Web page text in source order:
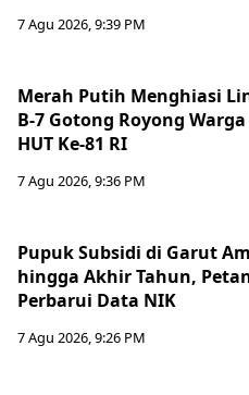
7 Agu 2026, 9:39 PM
Merah Putih Menghiasi
B-7 Gotong Royong
HUT Ke-81 RI
7 Agu 2026, 9:36 PM
Pupuk Subsidi di Garut
hingga Akhir Tahun,
Perbarui Data NIK
7 Agu 2026, 9:26 PM